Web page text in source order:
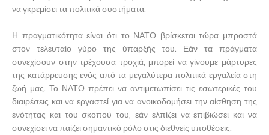
να γκρεμίσει τα πολιτικά συστήματα.
Η πραγματικότητα είναι ότι το ΝΑΤΟ βρίσκεται τώρα μπροστά
στον τελευταίο γύρο της ύπαρξής του. Εάν τα πράγματα
συνεχίσουν στην τρέχουσα τροχιά, μπορεί να γίνουμε μάρτυρες
της κατάρρευσης ενός από τα μεγαλύτερα πολιτικά εργαλεία στη
ζωή μας. Το ΝΑΤΟ πρέπει να αντιμετωπίσει τις εσωτερικές του
διαιρέσεις και να εργαστεί για να ανοικοδομήσει την αίσθηση της
ενότητας και του σκοπού του, εάν ελπίζει να επιβιώσει και να
συνεχίσει να παίζει σημαντικό ρόλο στις διεθνείς υποθέσεις.